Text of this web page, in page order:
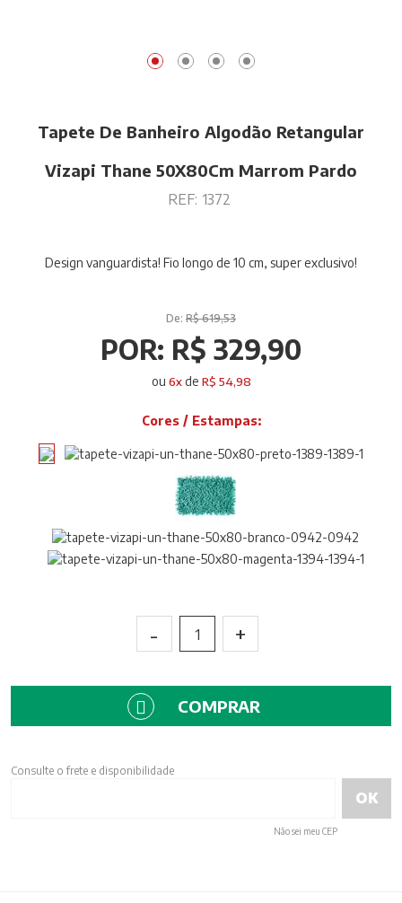
Tapete De Banheiro Algodão Retangular
Vizapi Thane 50X80Cm Marrom Pardo
REF: 1372
Design vanguardista! Fio longo de 10 cm, super exclusivo!
De: R$ 619,53
POR: R$ 329,90
ou 6xde R$ 54,98
Cores / Estampas:
- 1 +
COMPRAR
Consulte o frete e disponibilidade
Não sei meu CEP